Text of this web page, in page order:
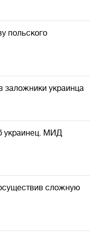
польского
заложники украинца
украинец. МИД
сложную